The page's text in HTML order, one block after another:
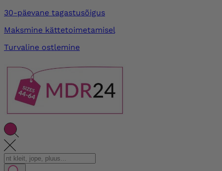
30-päevane tagastusõigus
Maksmine kättetoimetamisel
Turvaline ostlemine